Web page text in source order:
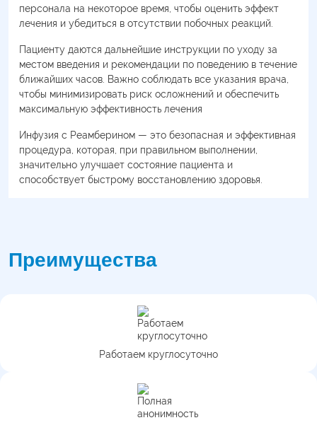
персонала на некоторое время, чтобы оценить эффект
лечения и убедиться в отсутствии побочных реакций.
Пациенту даются дальнейшие инструкции по уходу за
местом введения и рекомендации по поведению в течение
ближайших часов. Важно соблюдать все указания врача,
чтобы минимизировать риск осложнений и обеспечить
максимальную эффективность лечения
Инфузия с Реамберином — это безопасная и эффективная
процедура, которая, при правильном выполнении,
значительно улучшает состояние пациента и
способствует быстрому восстановлению здоровья.
Преимущества
Работаем круглосуточно